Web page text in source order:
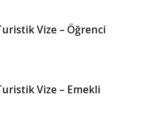
Vize – Öğrenci
Vize – Emekli